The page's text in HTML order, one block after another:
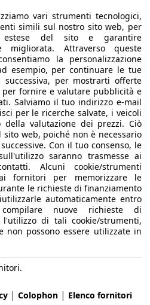
Brianza - Mb
- Vc
vari strumenti tecnologici,
simili sul nostro sito web, per
estese del sito e garantire
migliorata. Attraverso queste
la personalizzazione
esempio, per continuare le tue
per mostrarti offerte
fornire e valutare pubblicità e
Salviamo il tuo indirizzo e-mail
per le ricerche salvate, i veicoli
valutazione dei prezzi. Ciò
web, poiché non è necessario
Con il tuo consenso, le
saranno trasmesse ai
Alcuni cookie/strumenti
fornitori per memorizzare le
le richieste di finanziamento
automaticamente entro
nuove richieste di
l'utilizzo di tali cookie/strumenti,
non possono essere utilizzate in
| Colophon | Elenco fornitori